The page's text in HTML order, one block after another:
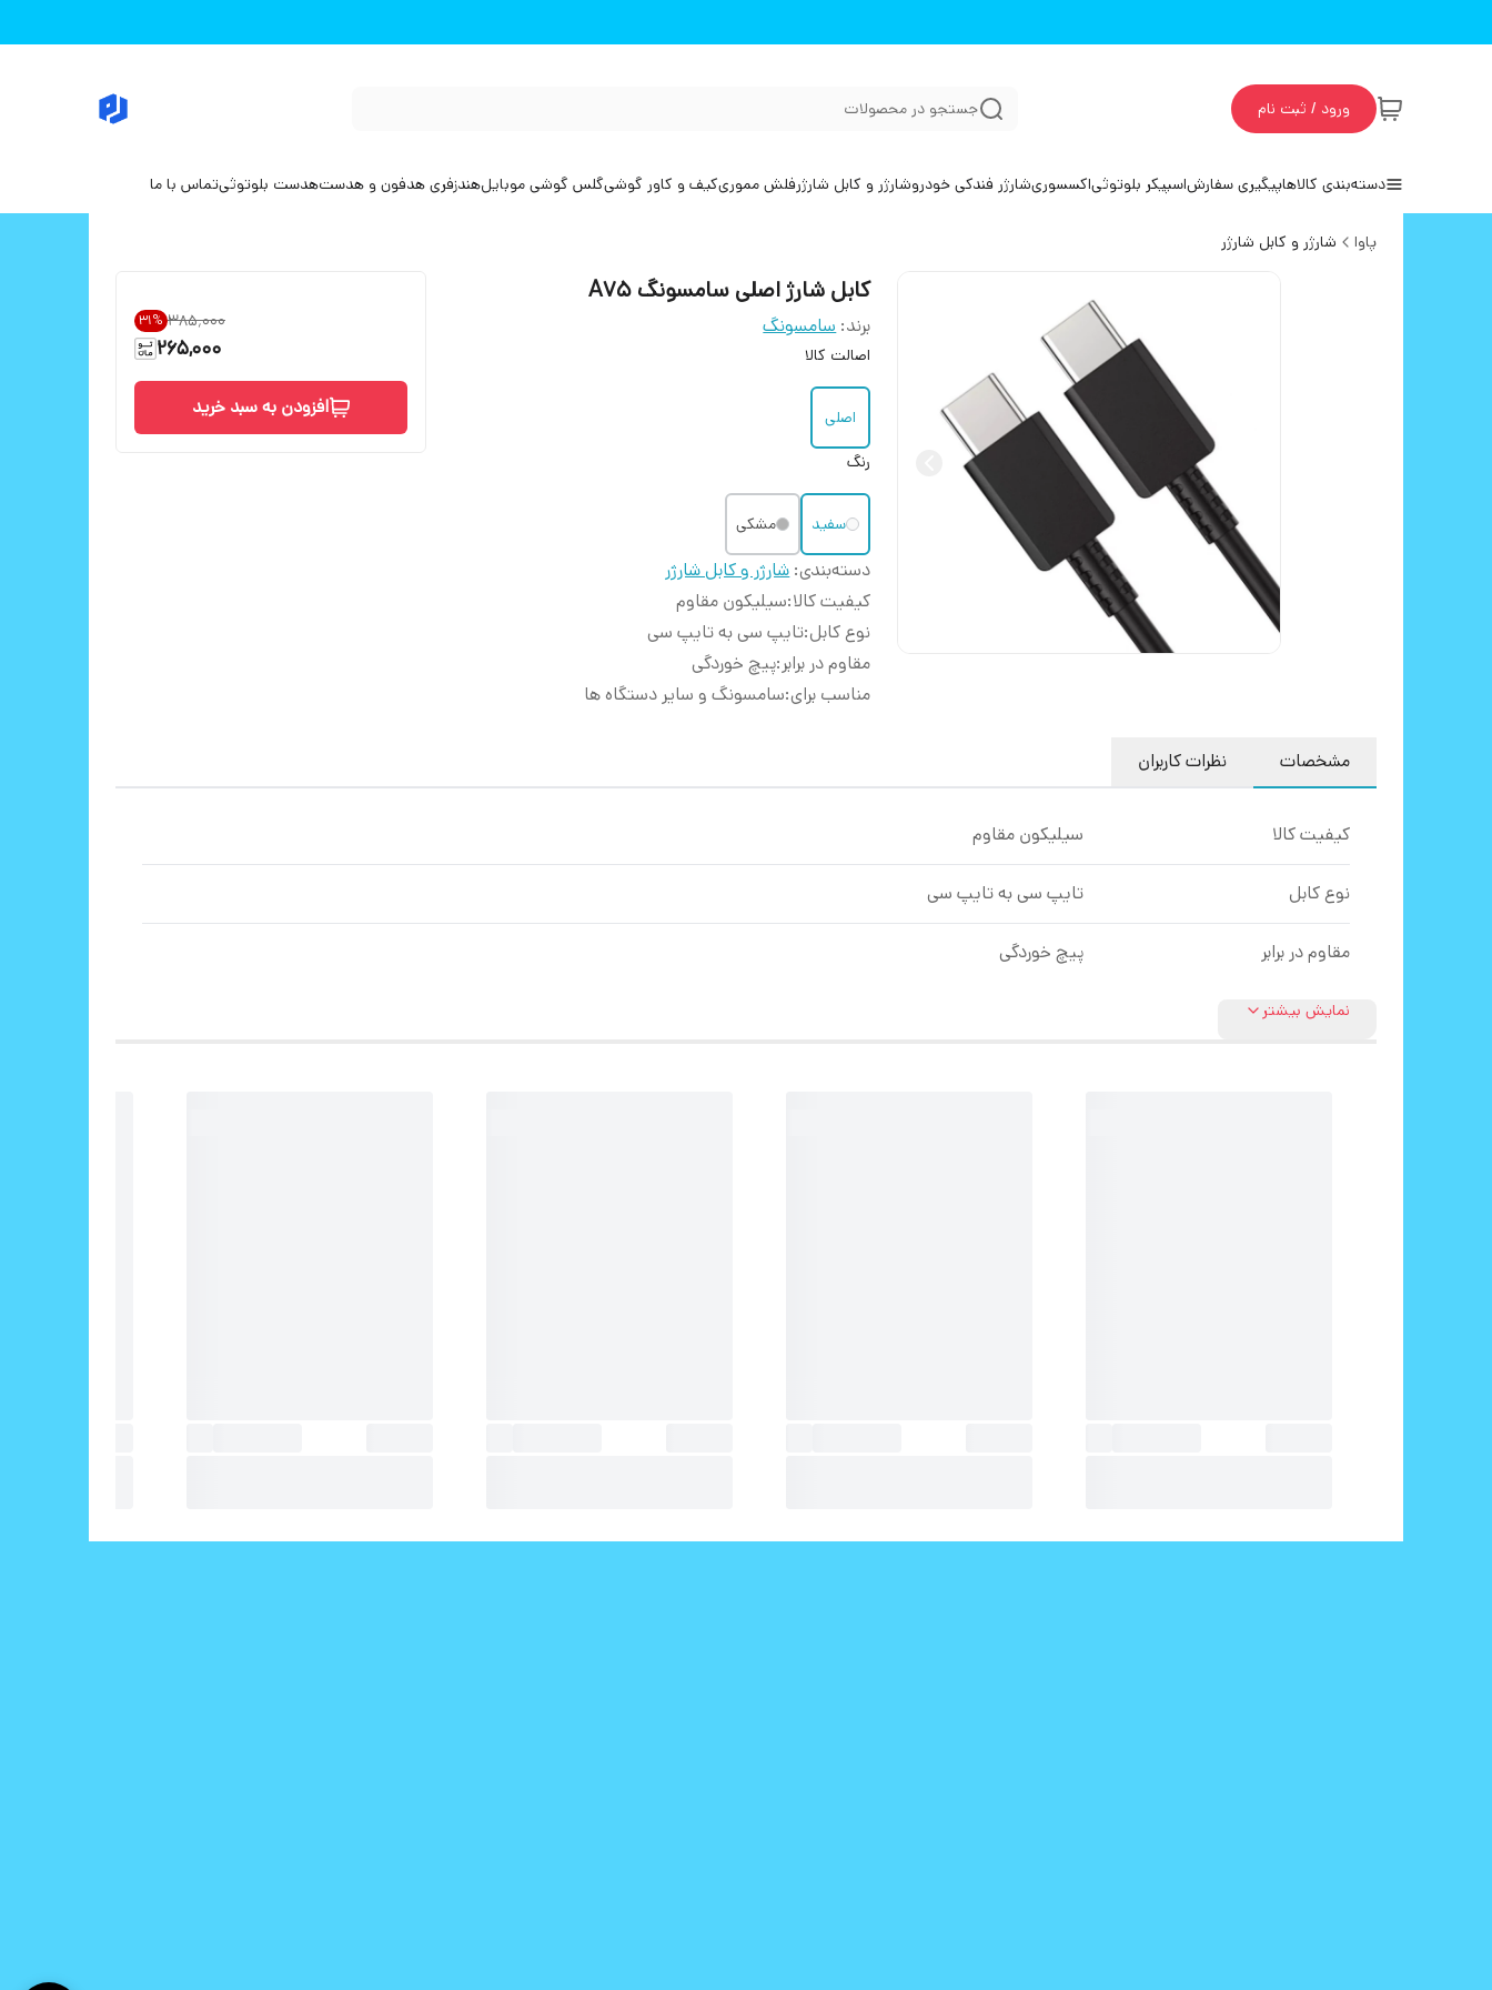
ورود / ثبت نام جستجو در محصولات
دسته‌بندی کالاهاپیگیری سفارشاسپیکر بلوتوثیاکسسوریشارژر فندکی خودروشارژر و کابل شارژرفلش مموریکیف و کاور گوشیگلس گوشی موبایلهندزفری هدفون و هدستهدست بلوتوثیتماس با ما
پاوا شارژر و کابل شارژر
کابل شارژ اصلی سامسونگ A75
برند: سامسونگ
اصالت کالا
اصلی
رنگ
سفید مشکی
دسته‌بندی:شارژر و کابل شارژر
کیفیت کالا:سیلیکون مقاوم
نوع کابل:تایپ سی به تایپ سی
مقاوم در برابر:پیچ خوردگی
مناسب برای:سامسونگ و سایر دستگاه ها
۳۸۵٬۰۰۰ 31%
265,000
افزودن به سبد خرید
مشخصات نظرات کاربران
کیفیت کالا سیلیکون مقاوم
نوع کابل تایپ سی به تایپ سی
مقاوم در برابر پیچ خوردگی
نمایش بیشتر